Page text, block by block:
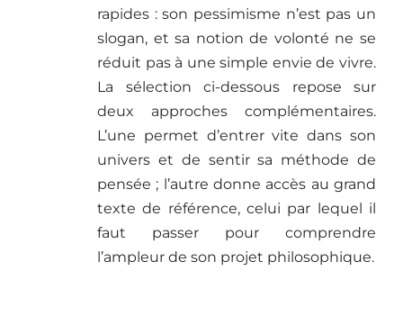
rapides : son pessimisme n’est pas un
slogan, et sa notion de volonté ne se
réduit pas à une simple envie de vivre.
La sélection ci-dessous repose sur
deux approches complémentaires.
L’une permet d’entrer vite dans son
univers et de sentir sa méthode de
pensée ; l’autre donne accès au grand
texte de référence, celui par lequel il
faut passer pour comprendre
l’ampleur de son projet philosophique.